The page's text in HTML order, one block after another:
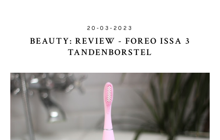
20-03-2023
BEAUTY: REVIEW - FOREO ISSA 3
TANDENBORSTEL